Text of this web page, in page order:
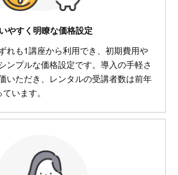
やすく明瞭な価格設定
れも1講座から利用でき、初期費用や
ンプルな価格設定です。導入の手軽さ
いただき、レンタルの受講者数は前年
います。